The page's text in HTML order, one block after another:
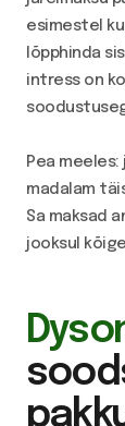
esimestel
lõpphinda
intress on
Pea
madalam
Sa maksad
jooksul